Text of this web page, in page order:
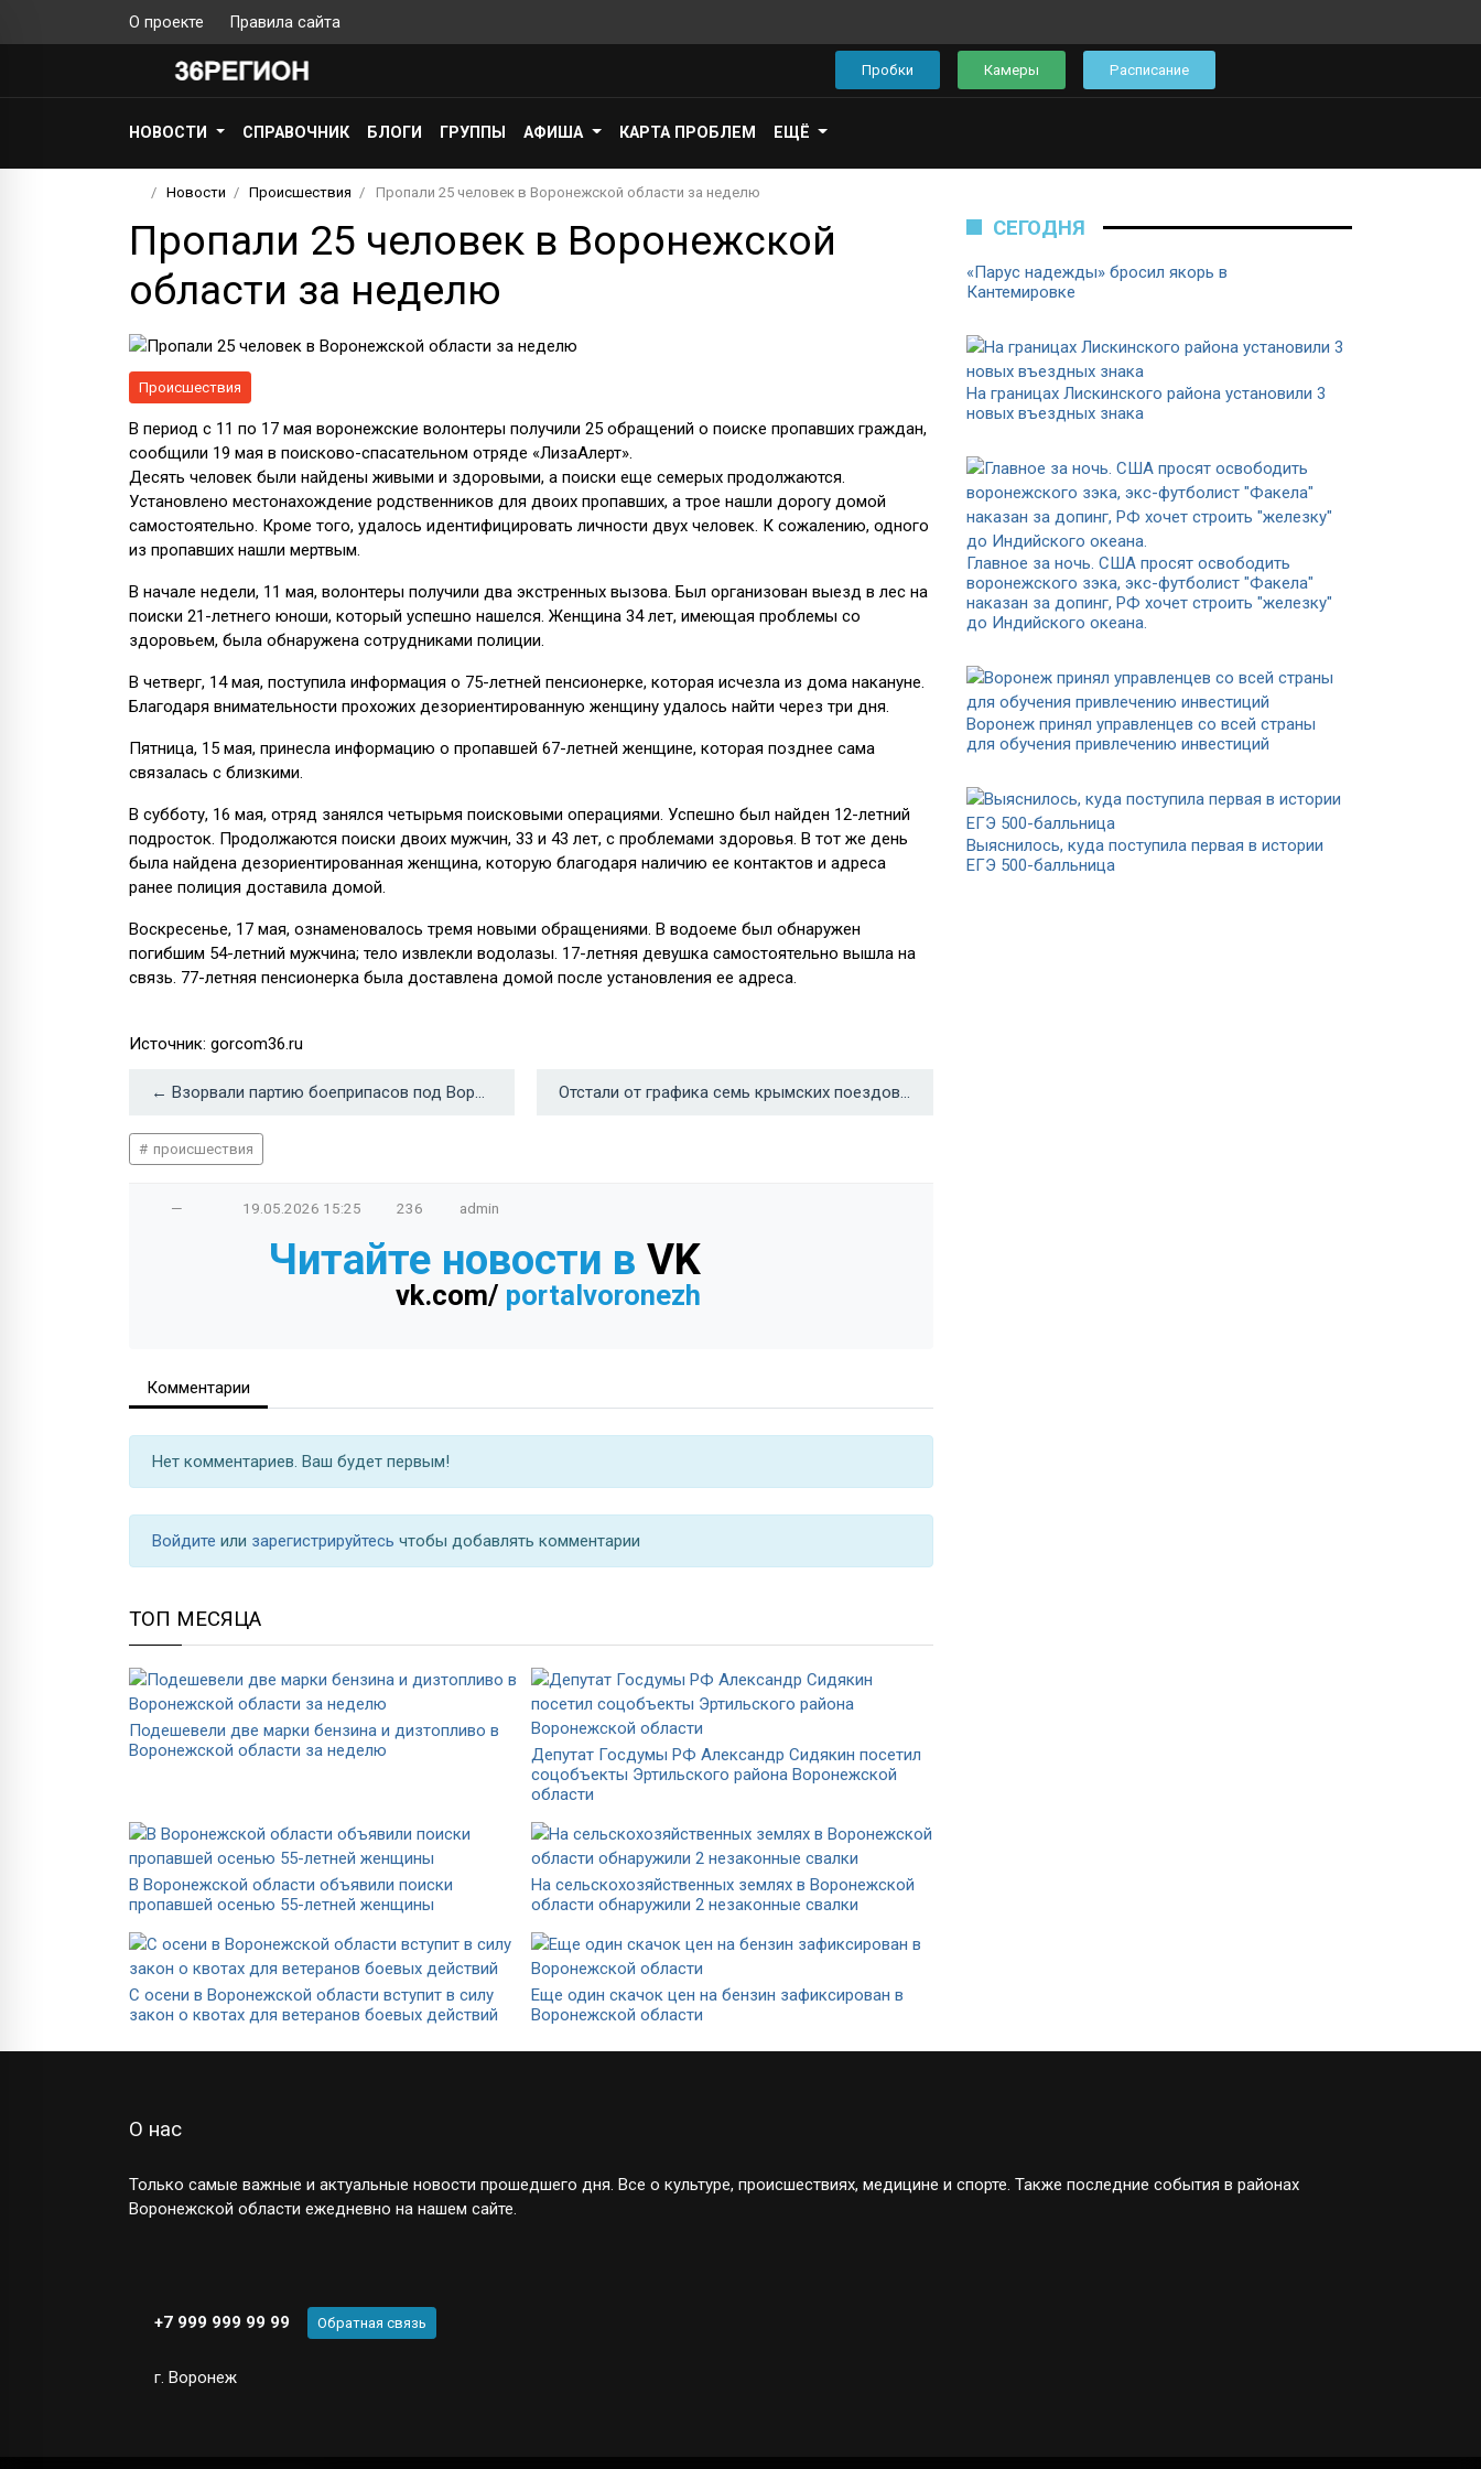
О проекте Правила сайта
Пробки Камеры Расписание
НОВОСТИ СПРАВОЧНИК БЛОГИ ГРУППЫ АФИША КАРТА ПРОБЛЕМ ЕЩЁ
Новости Происшествия Пропали 25 человек в Воронежской области за неделю
Пропали 25 человек в Воронежской
области за неделю
Происшествия
В период с 11 по 17 мая воронежские волонтеры получили 25 обращений о поиске пропавших граждан,
сообщили 19 мая в поисково-спасательном отряде «ЛизаАлерт».
Десять человек были найдены живыми и здоровыми, а поиски еще семерых продолжаются.
Установлено местонахождение родственников для двоих пропавших, а трое нашли дорогу домой
самостоятельно. Кроме того, удалось идентифицировать личности двух человек. К сожалению, одного
из пропавших нашли мертвым.
В начале недели, 11 мая, волонтеры получили два экстренных вызова. Был организован выезд в лес на
поиски 21-летнего юноши, который успешно нашелся. Женщина 34 лет, имеющая проблемы со
здоровьем, была обнаружена сотрудниками полиции.
В четверг, 14 мая, поступила информация о 75-летней пенсионерке, которая исчезла из дома накануне.
Благодаря внимательности прохожих дезориентированную женщину удалось найти через три дня.
Пятница, 15 мая, принесла информацию о пропавшей 67-летней женщине, которая позднее сама
связалась с близкими.
В субботу, 16 мая, отряд занялся четырьмя поисковыми операциями. Успешно был найден 12-летний
подросток. Продолжаются поиски двоих мужчин, 33 и 43 лет, с проблемами здоровья. В тот же день
была найдена дезориентированная женщина, которую благодаря наличию ее контактов и адреса
ранее полиция доставила домой.
Воскресенье, 17 мая, ознаменовалось тремя новыми обращениями. В водоеме был обнаружен
погибшим 54-летний мужчина; тело извлекли водолазы. 17-летняя девушка самостоятельно вышла на
связь. 77-летняя пенсионерка была доставлена домой после установления ее адреса.
Источник: gorcom36.ru
← Взорвали партию боеприпасов под Воронежем Отстали от графика семь крымских поездов, проходящих через Воронеж →
происшествия
— 19.05.2026 15:25 236 admin
Читайте новости в VK
vk.com/ portalvoronezh
Комментарии
Нет комментариев. Ваш будет первым!
Войдите или зарегистрируйтесь чтобы добавлять комментарии
ТОП МЕСЯЦА
Подешевели две марки бензина и дизтопливо в
Воронежской области за неделю
Депутат Госдумы РФ Александр Сидякин посетил
соцобъекты Эртильского района Воронежской
области
В Воронежской области объявили поиски
пропавшей осенью 55-летней женщины
На сельскохозяйственных землях в Воронежской
области обнаружили 2 незаконные свалки
С осени в Воронежской области вступит в силу
закон о квотах для ветеранов боевых действий
Еще один скачок цен на бензин зафиксирован в
Воронежской области
СЕГОДНЯ
«Парус надежды» бросил якорь в
Кантемировке
На границах Лискинского района установили 3
новых въездных знака
Главное за ночь. CША просят освободить
воронежского зэка, экс-футболист "Факела"
наказан за допинг, РФ хочет строить "железку"
до Индийского океана.
Воронеж принял управленцев со всей страны
для обучения привлечению инвестиций
Выяснилось, куда поступила первая в истории
ЕГЭ 500-балльница
О нас
Только самые важные и актуальные новости прошедшего дня. Все о культуре, происшествиях, медицине и спорте. Также последние события в районах
Воронежской области ежедневно на нашем сайте.
+7 999 999 99 99 Обратная связь
г. Воронеж